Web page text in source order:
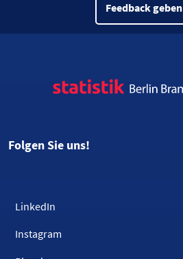
Feedback geben
Folgen Sie uns!
LinkedIn
Instagram